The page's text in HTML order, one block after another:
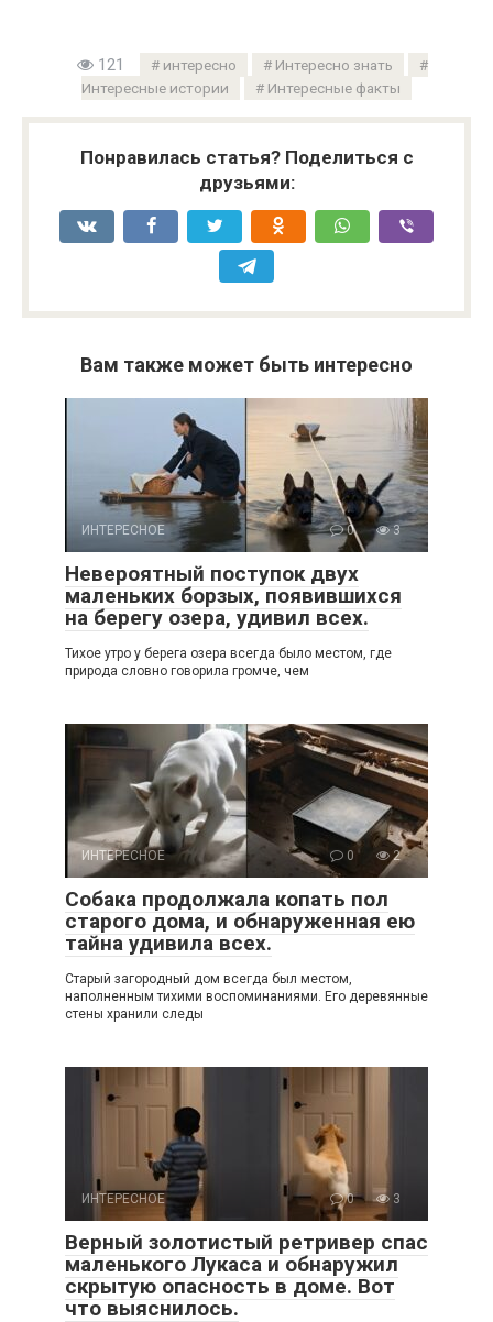
121 интересно
Интересно знать
Интересные истории
Интересные факты
Понравилась статья? Поделиться с
друзьями:
Вам также может быть интересно
ИНТЕРЕСНОЕ 0 3
Невероятный поступок двух
маленьких борзых, появившихся
на берегу озера, удивил всех.
Тихое утро у берега озера всегда было местом, где
природа словно говорила громче, чем
ИНТЕРЕСНОЕ 0 2
Собака продолжала копать пол
старого дома, и обнаруженная ею
тайна удивила всех.
Старый загородный дом всегда был местом,
наполненным тихими воспоминаниями. Его деревянные
стены хранили следы
ИНТЕРЕСНОЕ 0 3
Верный золотистый ретривер спас
маленького Лукаса и обнаружил
скрытую опасность в доме. Вот
что выяснилось.